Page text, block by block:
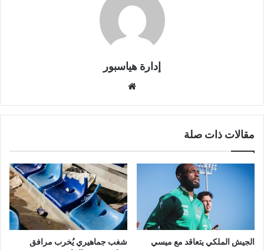
إدارة هياسبور
مقالات ذات صلة
الجيش الملكي يتعاقد مع ميسي
شغب جماهيري يُخرب مرافق